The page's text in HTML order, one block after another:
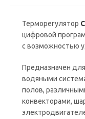
Терморегулятор
цифровой
с возможностью
Предназначен
водяными
полов,
конвекторами,